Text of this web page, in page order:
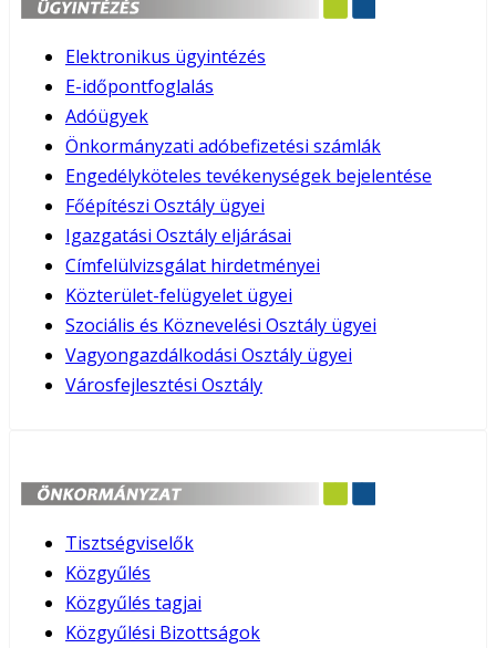
Elektronikus ügyintézés
E-időpontfoglalás
Adóügyek
Önkormányzati adóbefizetési számlák
Engedélyköteles tevékenységek bejelentése
Főépítészi Osztály ügyei
Igazgatási Osztály eljárásai
Címfelülvizsgálat hirdetményei
Közterület-felügyelet ügyei
Szociális és Köznevelési Osztály ügyei
Vagyongazdálkodási Osztály ügyei
Városfejlesztési Osztály
Tisztségviselők
Közgyűlés
Közgyűlés tagjai
Közgyűlési Bizottságok